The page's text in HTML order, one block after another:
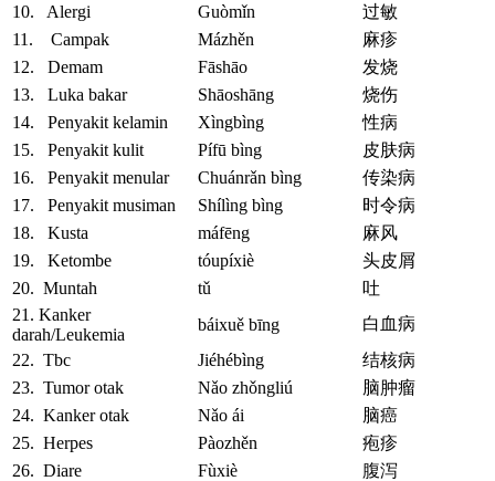
10. Alergi
Guòmǐn
过敏
11. Campak
Mázhěn
麻疹
12. Demam
Fāshāo
发烧
13. Luka bakar
Shāoshāng
烧伤
14. Penyakit kelamin
Xìngbìng
性病
15. Penyakit kulit
Pífū bìng
皮肤病
16. Penyakit menular
Chuánrǎn bìng
传染病
17. Penyakit musiman
Shílìng bìng
时令病
18. Kusta
máfēng
麻风
19. Ketombe
tóupíxiè
头皮屑
20. Muntah
tǔ
吐
21. Kanker
darah/Leukemia
báixuě bīng
白血病
22. Tbc
Jiéhébìng
结核病
23. Tumor otak
Nǎo zhǒngliú
脑肿瘤
24. Kanker otak
Nǎo ái
脑癌
25. Herpes
Pàozhěn
疱疹
26. Diare
Fùxiè
腹泻